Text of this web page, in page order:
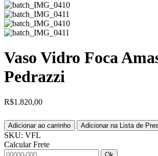
Vaso Vidro Foca
Pedrazzi
R$1.820,00
Adicionar ao carrinho Adicionar na Lista de
SKU: VFL
Calcular Frete